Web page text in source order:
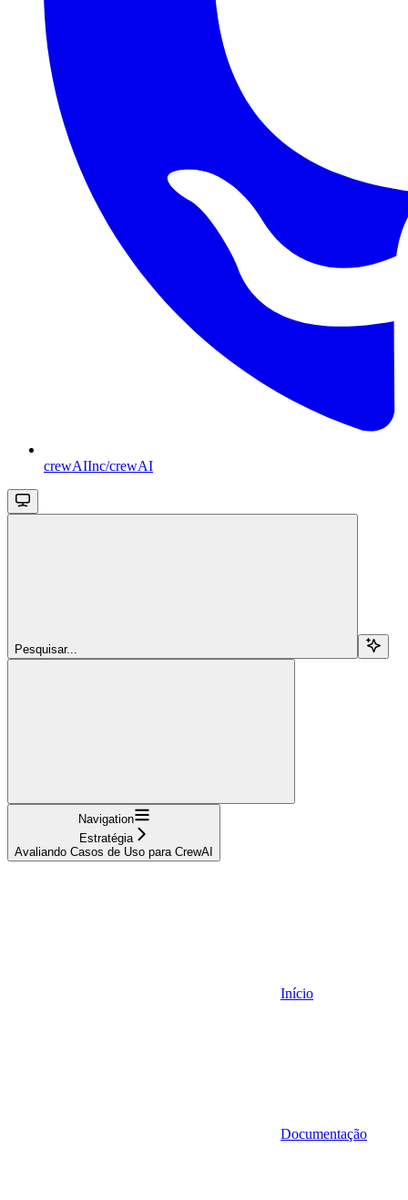
crewAIInc/crewAI
Pesquisar...
Navigation
Estratégia
Avaliando Casos de Uso para CrewAI
Início
Documentação